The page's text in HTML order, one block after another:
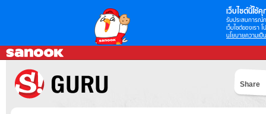
เว็บไซต์นี้ใช้คุ
รับประสบการณ์
เว็บไซต์ของเรา
นโยบายความเป็
Share